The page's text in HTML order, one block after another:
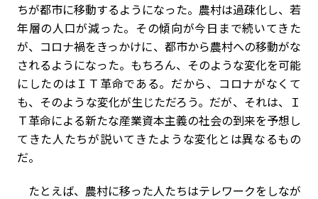
ちが都市に移動するようになった。農村は過疎化し、若
年層の人口が減った。その傾向が今日まで続いてきた
が、コロナ禍をきっかけに、都市から農村への移動がな
されるようになった。もちろん、そのような変化を可能
にしたのはＩＴ革命である。だから、コロナがなくて
も、そのような変化が生じただろう。だが、それは、Ｉ
Ｔ革命による新たな産業資本主義の社会の到来を予想し
てきた人たちが説いてきたような変化とは異なるもの
だ。
たとえば、農村に移った人たちはテレワークをしなが